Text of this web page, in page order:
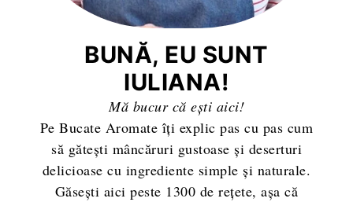
BUNĂ, EU SUNT
IULIANA!
Mă bucur că ești aici!
Pe Bucate Aromate îți explic pas cu pas cum
să gătești mâncăruri gustoase și deserturi
delicioase cu ingrediente simple și naturale.
Găsești aici peste 1300 de rețete, așa că